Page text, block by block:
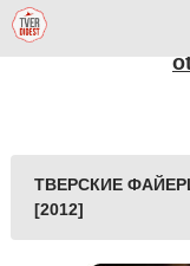
ТВЕРСКИЕ
[2012]